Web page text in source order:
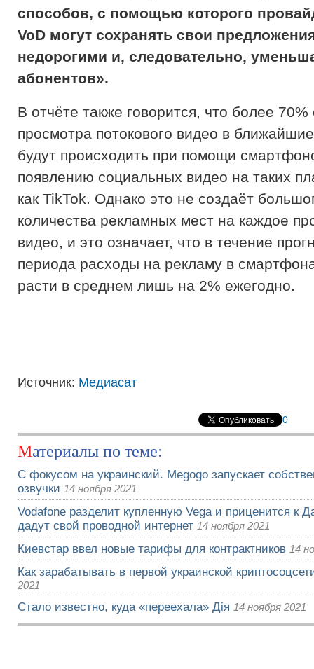
способов, с помощью которого
VoD могут сохранять свои
недорогими и, следовательно,
абонентов».
В отчёте также говорится, что более 70%
просмотра потокового видео в
будут происходить при помощи
появлению социальных видео на таких
как TikTok. Однако это не создаёт
количества рекламных мест на каждое
видео, и это означает, что в течение
периода расходы на рекламу в
расти в среднем лишь на 2% ежегодно.
Источник: Медиасат
0
Материалы по теме:
С фокусом на украинский. Megogo запускает
озвучки 14 ноября 2021
Vodafone разделит купленную Vega и приценится к
дадут свой проводной интернет 14 ноября 2021
Киевстар ввел новые тарифы для контрактников 14
Как зарабатывать в первой украинской
2021
Стало известно, куда «переехала» Дія 14 ноября 2021